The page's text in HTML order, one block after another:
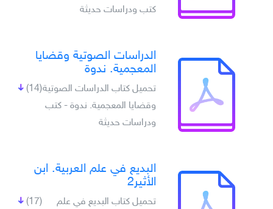
كتب ودراسات حديثة
الدراسات الصوتية وقضايا
المعجمية. ندوة
(14)تحميل كتاب الدراسات الصوتية
وقضايا المعجمية. ندوة - كتب
ودراسات حديثة
البديع في علم العربية. ابن
الأثير2
(17)
تحميل كتاب البديع في علم